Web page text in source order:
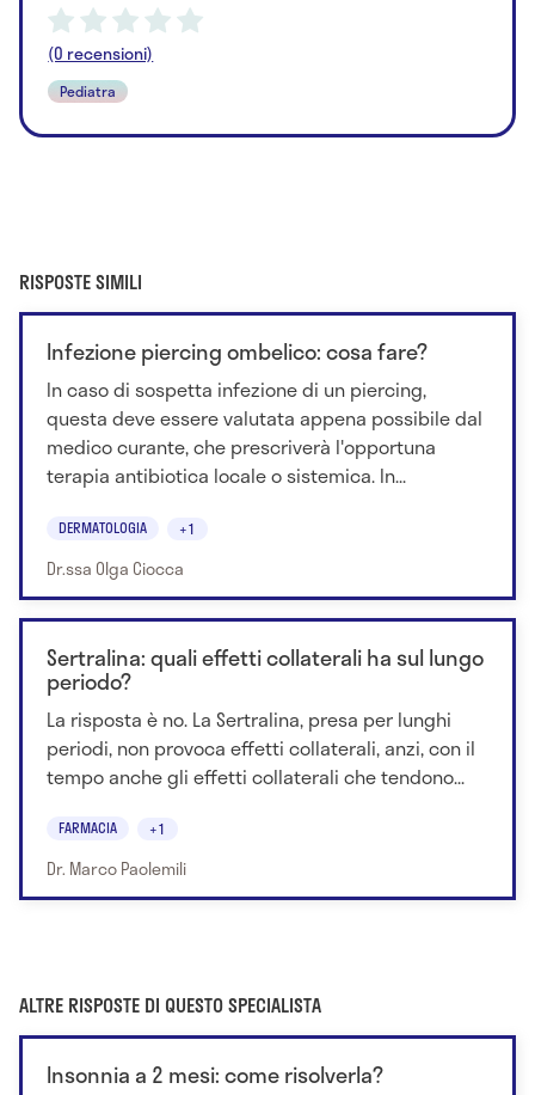
(0 recensioni)
Pediatra
RISPOSTE SIMILI
Infezione piercing ombelico: cosa fare?
In caso di sospetta infezione di un piercing,
questa deve essere valutata appena possibile dal
medico curante, che prescriverà l'opportuna
terapia antibiotica locale o sistemica. In...
DERMATOLOGIA +1
Dr.ssa Olga Ciocca
Sertralina: quali effetti collaterali ha sul lungo
periodo?
La risposta è no. La Sertralina, presa per lunghi
periodi, non provoca effetti collaterali, anzi, con il
tempo anche gli effetti collaterali che tendono...
FARMACIA +1
Dr. Marco Paolemili
ALTRE RISPOSTE DI QUESTO SPECIALISTA
Insonnia a 2 mesi: come risolverla?